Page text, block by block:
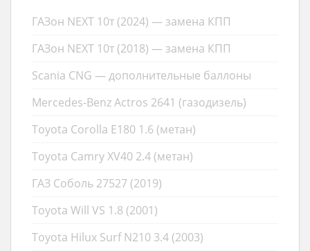
ГАЗон NEXT 10т (2024) — замена КПП
ГАЗон NEXT 10т (2018) — замена КПП
Scania CNG — дополнительные баллоны
Mercedes-Benz Actros 2641 (газодизель)
Toyota Corolla E180 1.6 (метан)
Toyota Camry XV40 2.4 (метан)
ГАЗ Соболь 27527 (2019)
Toyota Will VS 1.8 (2001)
Toyota Hilux Surf N210 3.4 (2003)